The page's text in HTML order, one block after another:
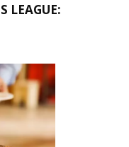
LEAGUE: